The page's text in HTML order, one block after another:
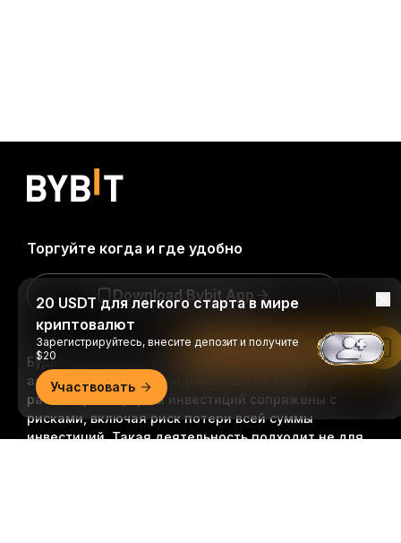
Будьте первыми, кто получит важные инсайты и
анализ криптомира: подписаться на нашу
рассылку.
Все формы инвестиций сопряжены с
рисками, включая риск потери всей суммы
инвестиций. Такая деятельность подходит не для
Торгуйте когда и где удобно
Download Bybit App
20 USDT для легкого старта в мире
криптовалют
Зарегистрируйтесь, внесите депозит и получите
$20
Участвовать
Читать в приложении Bybit